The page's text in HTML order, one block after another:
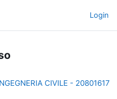
Login
CIVILE - 20801617